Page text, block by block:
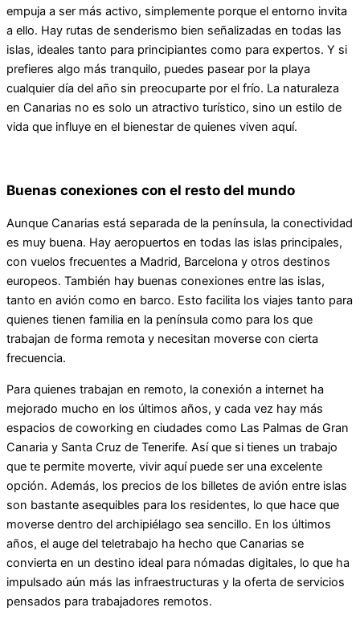
empuja a ser más activo, simplemente porque el entorno invita
a ello. Hay rutas de senderismo bien señalizadas en todas las
islas, ideales tanto para principiantes como para expertos. Y si
prefieres algo más tranquilo, puedes pasear por la playa
cualquier día del año sin preocuparte por el frío. La naturaleza
en Canarias no es solo un atractivo turístico, sino un estilo de
vida que influye en el bienestar de quienes viven aquí.
Buenas conexiones con el resto del mundo
Aunque Canarias está separada de la península, la conectividad
es muy buena. Hay aeropuertos en todas las islas principales,
con vuelos frecuentes a Madrid, Barcelona y otros destinos
europeos. También hay buenas conexiones entre las islas,
tanto en avión como en barco. Esto facilita los viajes tanto para
quienes tienen familia en la península como para los que
trabajan de forma remota y necesitan moverse con cierta
frecuencia.
Para quienes trabajan en remoto, la conexión a internet ha
mejorado mucho en los últimos años, y cada vez hay más
espacios de coworking en ciudades como Las Palmas de Gran
Canaria y Santa Cruz de Tenerife. Así que si tienes un trabajo
que te permite moverte, vivir aquí puede ser una excelente
opción. Además, los precios de los billetes de avión entre islas
son bastante asequibles para los residentes, lo que hace que
moverse dentro del archipiélago sea sencillo. En los últimos
años, el auge del teletrabajo ha hecho que Canarias se
convierta en un destino ideal para nómadas digitales, lo que ha
impulsado aún más las infraestructuras y la oferta de servicios
pensados para trabajadores remotos.